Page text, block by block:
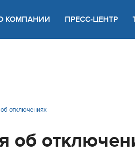
КОМПАНИИ ПРЕСС-ЦЕНТР
отключениях
об